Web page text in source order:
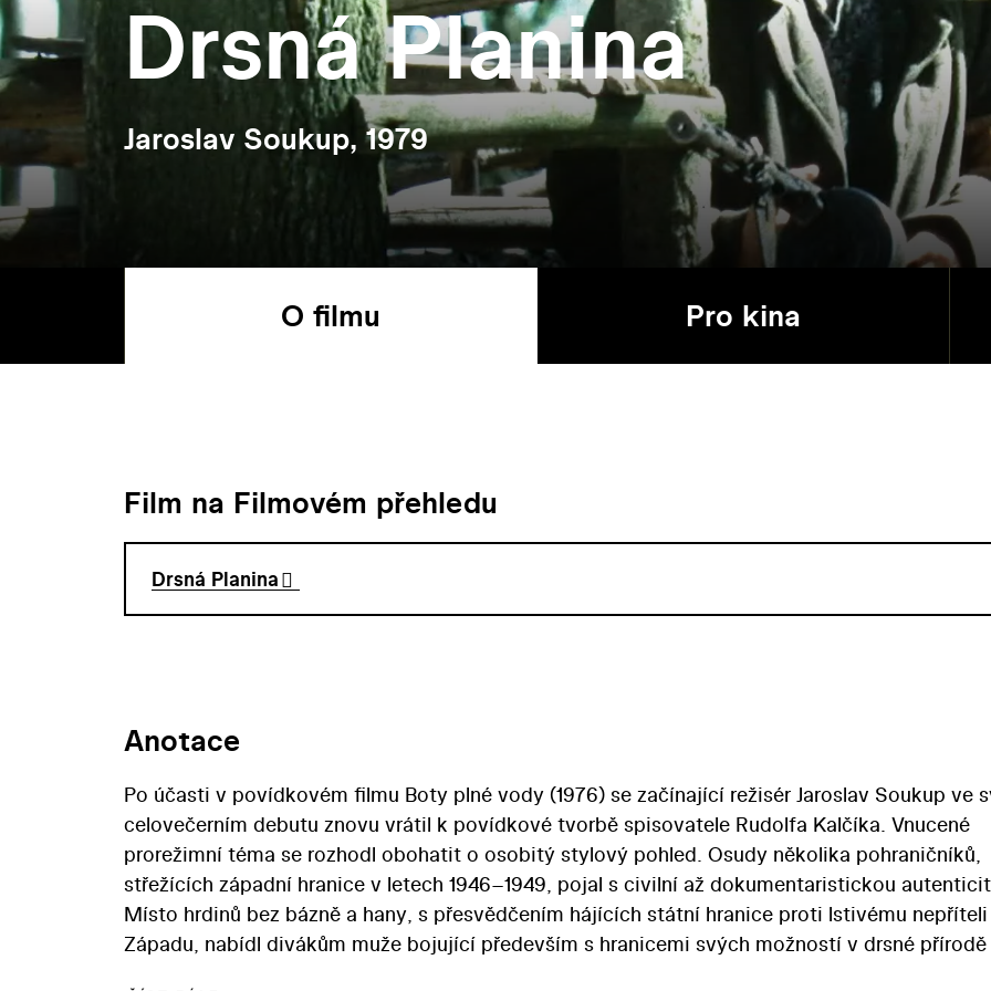
Drsná Planina
Jaroslav Soukup, 1979
O filmu Pro kina
Film na Filmovém přehledu
Drsná Planina
Anotace
Po účasti v povídkovém filmu Boty plné vody (1976) se začínající režisér Jaroslav Soukup ve
celovečerním debutu znovu vrátil k povídkové tvorbě spisovatele Rudolfa Kalčíka. Vnucené
prorežimní téma se rozhodl obohatit o osobitý stylový pohled. Osudy několika pohraničníků,
střežících západní hranice v letech 1946–1949, pojal s civilní až dokumentaristickou
Místo hrdinů bez bázně a hany, s přesvědčením hájících státní hranice proti lstivému
Západu, nabídl divákům muže bojující především s hranicemi svých možností v drsné přírodě